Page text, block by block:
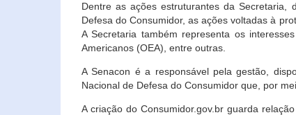
Dentre as ações estruturantes da Secretaria,
Defesa do Consumidor, as ações voltadas à
A Secretaria também representa os
Americanos (OEA), entre outras.
A Senacon é a responsável pela gestão,
Nacional de Defesa do Consumidor que, por
A criação do Consumidor.gov.br guarda